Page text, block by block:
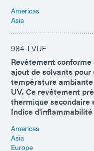
Americas
Asia
984-LVUF
Revêtement
ajout de solvants
température
UV. Ce revêtement
thermique secondaire
Indice d'inflammabilité
Americas
Asia
Europe